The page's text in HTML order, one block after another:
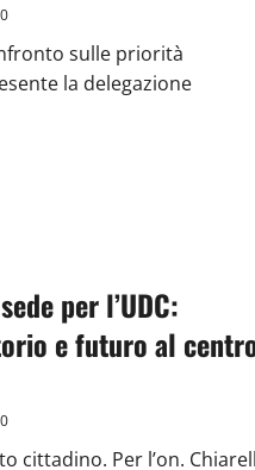
0
sulle priorità
la delegazione
per l’UDC:
e futuro al
0
cittadino. Per l’on.